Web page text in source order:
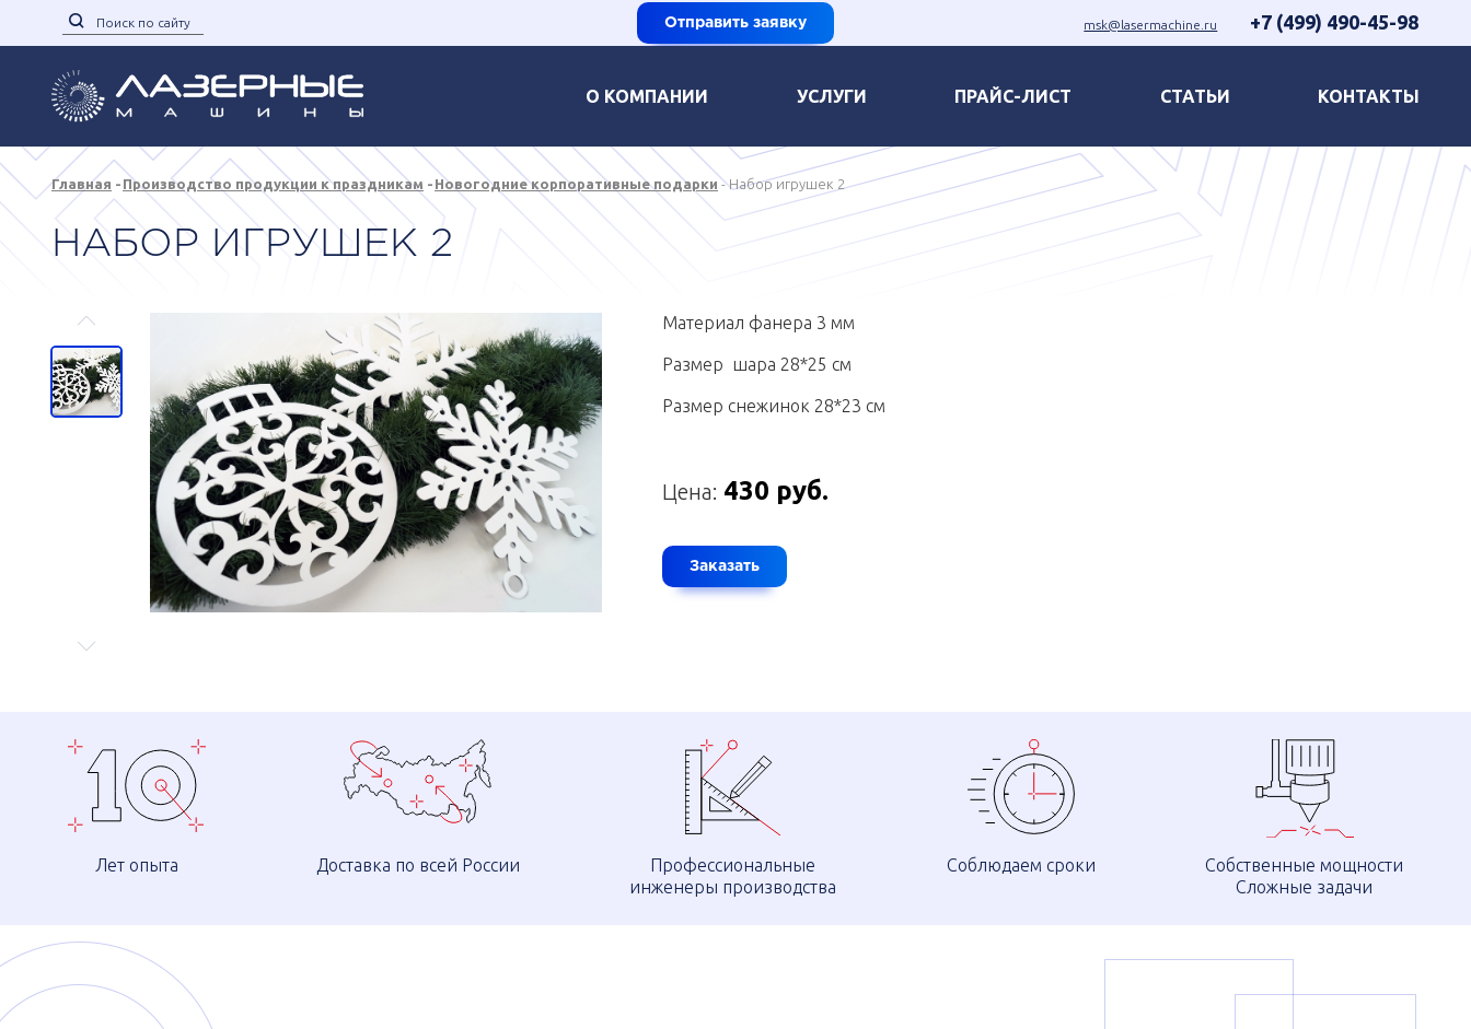
Отправить заявку msk@lasermachine.ru +7 (499) 490-45-98
О КОМПАНИИ УСЛУГИ ПРАЙС-ЛИСТ СТАТЬИ КОНТАКТЫ
Главная Производство продукции к праздникам Новогодние корпоративные подарки Набор игрушек 2
НАБОР ИГРУШЕК 2
Материал фанера 3 мм
Размер шара 28*25 см
Размер снежинок 28*23 см
Цена: 430 руб.
Заказать
Лет опыта Доставка по всей России
Профессиональные
инженеры производства
Соблюдаем сроки
Собственные мощности
Сложные задачи